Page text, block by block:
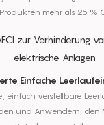
Produkten mehr als 25 %
Einfache
einfach verstellbare
und Anwendern, den